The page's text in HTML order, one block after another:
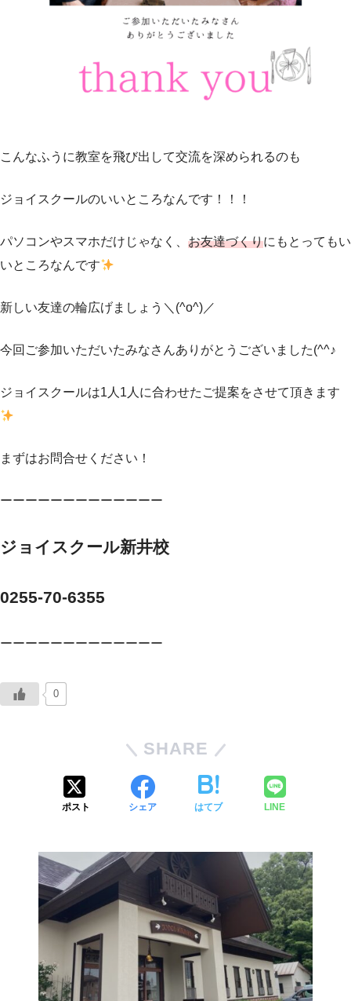
こんなふうに教室を飛び出して交流を深められるのも
ジョイスクールのいいところなんです！！！
パソコンやスマホだけじゃなく、 お友達づくりにもとってもい
いところなんです
新しい友達の輪広げましょう＼(^o^)／
今回ご参加いただいたみなさんありがとうございました(^^♪
ジョイスクールは1人1人に合わせたご提案をさせて頂きます
まずはお問合せください！
ーーーーーーーーーーーーー
ジョイスクール新井校
0255-70-6355
ーーーーーーーーーーーーー
0
SHARE
ポスト シェア はてブ LINE